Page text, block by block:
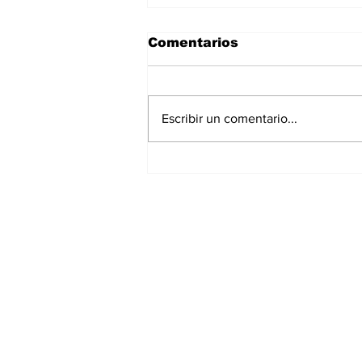
Comentarios
Escribir un comentario...